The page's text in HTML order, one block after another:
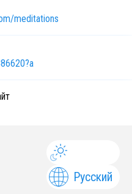
meditations
Русский